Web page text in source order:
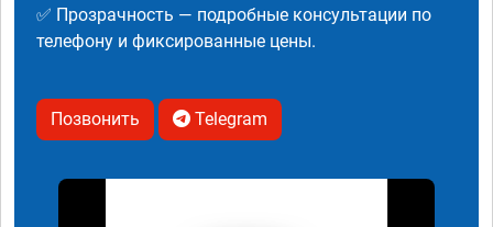
✅ Прозрачность — подробные консультации по
телефону и фиксированные цены.
Позвонить Telegram